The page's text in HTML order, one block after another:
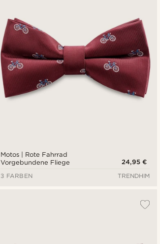
Motos | Rote Fahrrad
Vorgebundene Fliege
24,95 €
3 FARBEN
TRENDHIM